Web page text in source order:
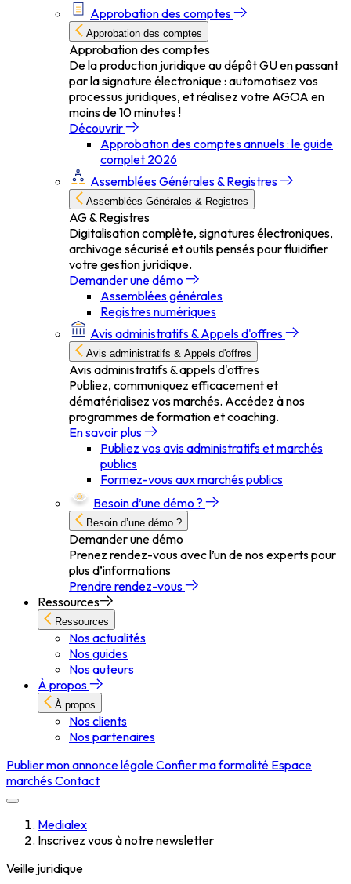
Approbation des comptes
Approbation des comptes
Approbation des comptes
De la production juridique au dépôt GU en passant
par la signature électronique : automatisez vos
processus juridiques, et réalisez votre AGOA en
moins de 10 minutes !
Découvrir
Approbation des comptes annuels : le guide
complet 2026
Assemblées Générales & Registres
Assemblées Générales & Registres
AG & Registres
Digitalisation complète, signatures électroniques,
archivage sécurisé et outils pensés pour fluidifier
votre gestion juridique.
Demander une démo
Assemblées générales
Registres numériques
Avis administratifs & Appels d'offres
Avis administratifs & Appels d'offres
Avis administratifs & appels d'offres
Publiez, communiquez efficacement et
dématérialisez vos marchés. Accédez à nos
programmes de formation et coaching.
En savoir plus
Publiez vos avis administratifs et marchés
publics
Formez-vous aux marchés publics
Besoin d’une démo ?
Besoin d’une démo ?
Demander une démo
Prenez rendez-vous avec l’un de nos experts pour
plus d’informations
Prendre rendez-vous
Ressources
Ressources
Nos actualités
Nos guides
Nos auteurs
À propos
À propos
Nos clients
Nos partenaires
Publier mon annonce légaleConfier ma formalité Espace
marchésContact
Medialex
Inscrivez vous à notre newsletter
Veille juridique